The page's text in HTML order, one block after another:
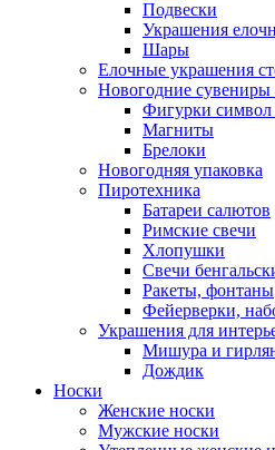
Подвески
Украшения
Шары
Елочные украшения
Новогодние
Фигурки символ
Магниты
Брелоки
Новогодняя упаковка
Пиротехника
Батареи салютов
Римские свечи
Хлопушки
Свечи
Ракеты, фонтаны
Фейерверки,
Украшения для
Мишура и
Дождик
Носки
Женские носки
Мужские носки